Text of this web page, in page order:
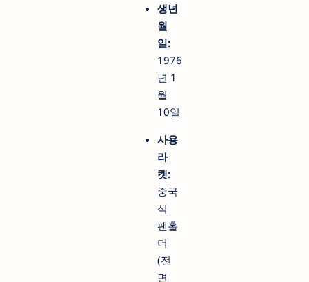
생년
월
일:
1976
년 1
월
10일
사용
라
켓:
중국
식
펜홀
더
(전
면